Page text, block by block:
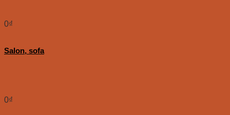
0₫
Salon, sofa
0₫